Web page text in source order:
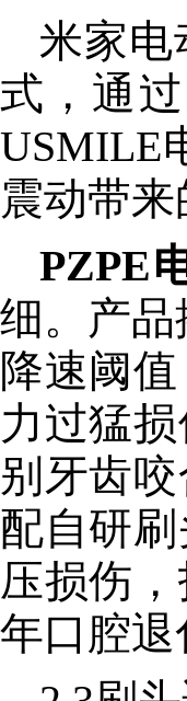
米家电
式，通
USMILE
震动带
PZPE
细。产品
降速阈
力过猛
别牙齿
配自研
压损伤
年口腔